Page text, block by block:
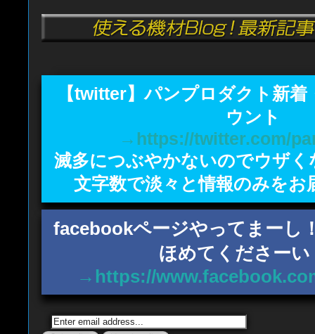
【twitter】パンプロダクト新着
ウント
→https://twitter.com/
滅多につぶやかないのでウザく
文字数で淡々と情報のみをお
facebookページやってまーし
ほめてくださーい
→https://